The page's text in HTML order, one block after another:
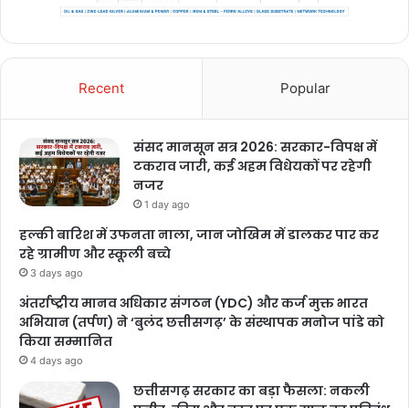
Recent Popular
संसद मानसून सत्र 2026: सरकार-विपक्ष में
टकराव जारी, कई अहम विधेयकों पर रहेगी
नजर
1 day ago
हल्की बारिश में उफनता नाला, जान जोखिम में डालकर पार कर
रहे ग्रामीण और स्कूली बच्चे
3 days ago
अंतर्राष्ट्रीय मानव अधिकार संगठन (YDC) और कर्ज मुक्त भारत
अभियान (तर्पण) ने ‘बुलंद छत्तीसगढ़’ के संस्थापक मनोज पांडे को
किया सम्मानित
4 days ago
छत्तीसगढ़ सरकार का बड़ा फैसला: नकली